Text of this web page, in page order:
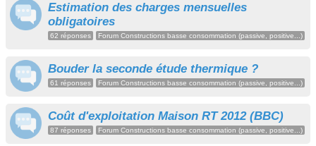
Estimation des charges mensuelles
obligatoires
62 réponses Forum Constructions basse consommation (passive, positive...)
Bouder la seconde étude thermique ?
61 réponses Forum Constructions basse consommation (passive, positive...)
Coût d'exploitation Maison RT 2012 (BBC)
87 réponses Forum Constructions basse consommation (passive, positive...)